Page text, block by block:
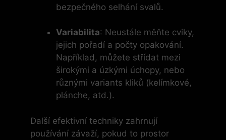
bezpečného selhání svalů.
Variabilita: Neustále měňte cviky,
jejich pořadí a počty opakování.
Například, můžete střídat mezi
širokými a úzkými úchopy, nebo
různými variants kliků (kelímkové,
plánche, atd.).
Další efektivní techniky zahrnují
používání závaží, pokud to prostor